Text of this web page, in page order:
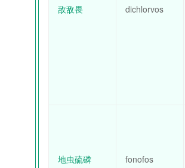
敌敌畏 dichlorvos
地虫硫磷 fonofos